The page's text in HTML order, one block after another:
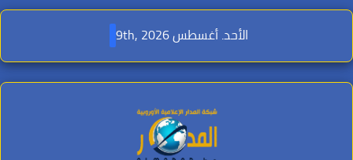
Skip
content
الأحد. أغسطس 9th, 2026